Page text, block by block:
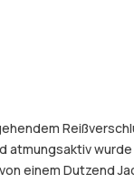
einem Dutzend